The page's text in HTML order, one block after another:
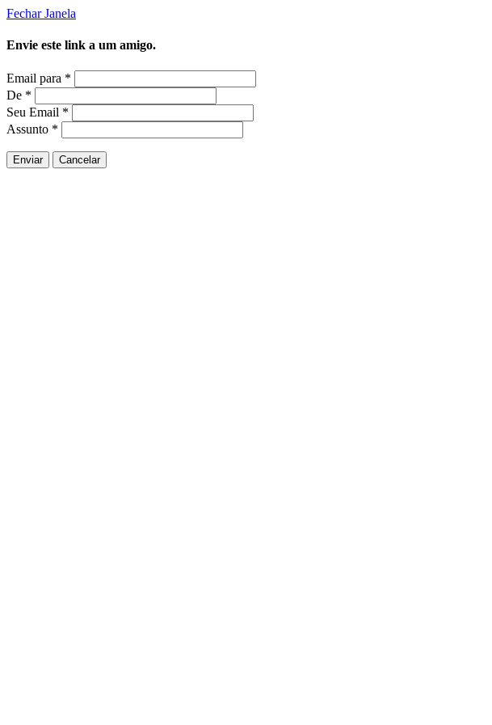
Fechar Janela
Envie este link a um amigo.
Email para *
De *
Seu Email *
Assunto *
Enviar Cancelar